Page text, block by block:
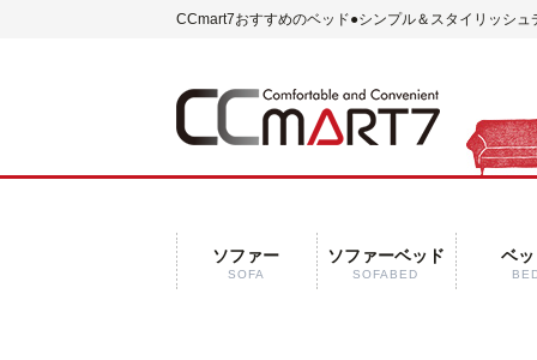
CCmart7おすすめのベッド●シンプル＆スタイリッシュ
ソファー
SOFA
ソファーベッド
SOFABED
ベッ